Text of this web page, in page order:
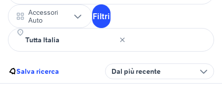
Accessori
Auto
Filtri
Salva ricerca Dal più recente